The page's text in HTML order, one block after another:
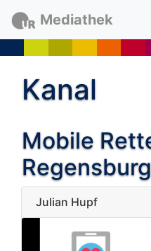
Mediathek
Kanal
Mobile
Regensburg
Julian Hupf